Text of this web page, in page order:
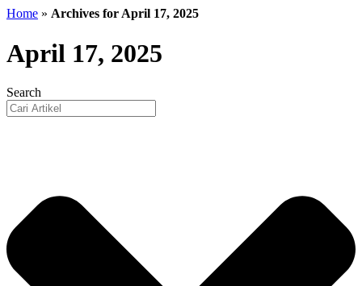
Home » Archives for April 17, 2025
April 17, 2025
Search